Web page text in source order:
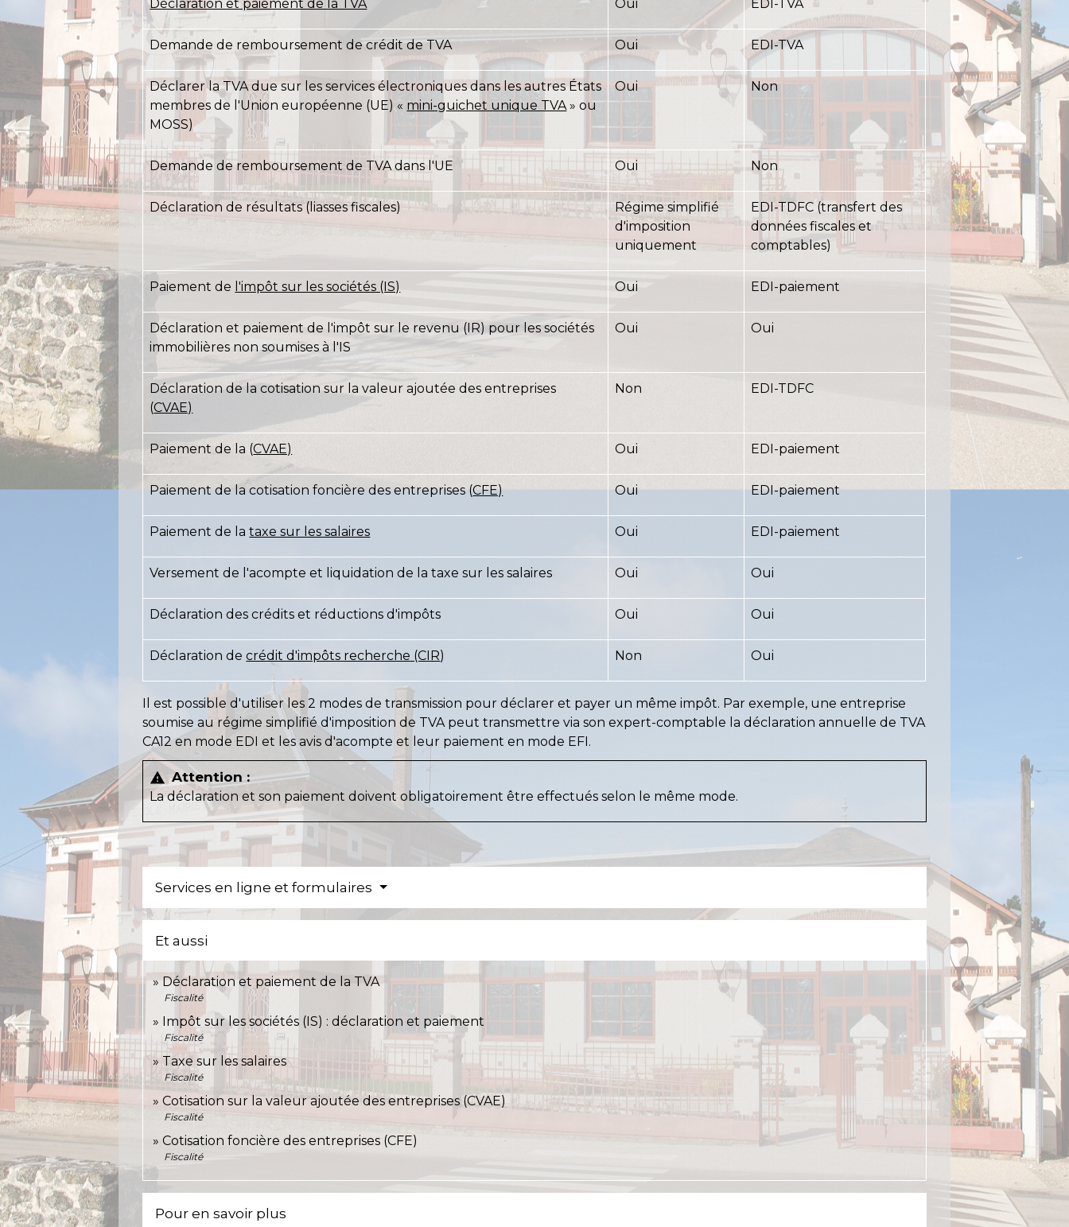
Déclaration et paiement de la TVA Oui EDI-TVA
Demande de remboursement de crédit de TVA Oui EDI-TVA
Déclarer la TVA due sur les services électroniques dans les autres États
membres de l'Union européenne (UE) « mini-guichet unique TVA » ou
MOSS)
Oui Non
Demande de remboursement de TVA dans l'UE Oui Non
Déclaration de résultats (liasses fiscales)
Régime simplifié
d'imposition
uniquement
EDI-TDFC (transfert des
données fiscales et
comptables)
Paiement de l'impôt sur les sociétés (IS) Oui EDI-paiement
Déclaration et paiement de l'impôt sur le revenu (IR) pour les sociétés
immobilières non soumises à l'IS
Oui Oui
Déclaration de la cotisation sur la valeur ajoutée des entreprises
(CVAE)
Non EDI-TDFC
Paiement de la (CVAE) Oui EDI-paiement
Paiement de la cotisation foncière des entreprises (CFE) Oui EDI-paiement
Paiement de lataxe sur les salaires Oui EDI-paiement
Versement de l'acompte et liquidation de la taxe sur les salaires Oui Oui
Déclaration des crédits et réductions d'impôts Oui Oui
Déclaration decrédit d'impôts recherche (CIR) Non Oui
Il est possible d'utiliser les 2 modes de transmission pour déclarer et payer un même impôt. Par exemple, une entreprise
soumise au régime simplifié d'imposition de TVA peut transmettre via son expert-comptable la déclaration annuelle de TVA
CA12 en mode EDI et les avis d'acompte et leur paiement en mode EFI.
warning Attention :
La déclaration et son paiement doivent obligatoirement être effectués selon le même mode.
Services en ligne et formulaires
Et aussi
Déclaration et paiement de la TVA
Fiscalité
Impôt sur les sociétés (IS) : déclaration et paiement
Fiscalité
Taxe sur les salaires
Fiscalité
Cotisation sur la valeur ajoutée des entreprises (CVAE)
Fiscalité
Cotisation foncière des entreprises (CFE)
Fiscalité
Pour en savoir plus